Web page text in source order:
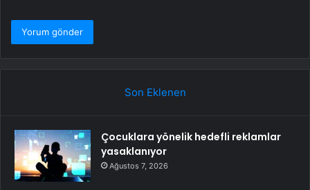
Son Eklenen
Çocuklara yönelik hedefli reklamlar
yasaklanıyor
Ağustos 7, 2026